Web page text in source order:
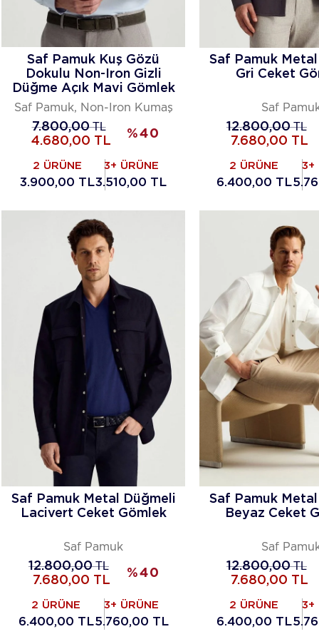
Saf Pamuk Kuş Gözü
Dokulu Non-Iron Gizli
Düğme Açık Mavi Gömlek
Saf Pamuk, Non-Iron Kumaş
7.800,00TL
4.680,00 TL
%40
2 ÜRÜNE
3.900,00 TL
3+ ÜRÜNE
3.510,00 TL
Saf Pamuk
Gri Ceket
Saf
12.800,00TL
7.680,00 TL
2 ÜRÜNE
6.400,00 TL
3+
Saf Pamuk Metal Düğmeli
Lacivert Ceket Gömlek
Saf Pamuk
12.800,00TL
7.680,00 TL
%40
2 ÜRÜNE
6.400,00 TL
3+ ÜRÜNE
5.760,00 TL
Saf Pamuk
Beyaz Ceket
Saf
12.800,00TL
7.680,00 TL
2 ÜRÜNE
6.400,00 TL
3+